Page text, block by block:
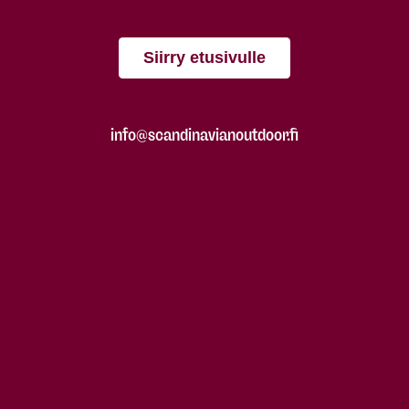
Siirry etusivulle
info@scandinavianoutdoor.fi